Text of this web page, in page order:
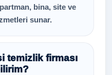
bina, site ve
sunar.
temizlik firması